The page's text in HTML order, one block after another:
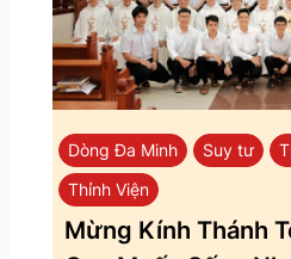
Dòng Đa Minh Suy tư
Thỉnh Viện
Mừng Kính Thánh